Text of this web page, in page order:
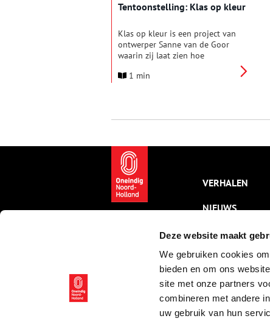
Deze website maakt
We gebruiken cookies
bieden en om ons
site met onze partners
combineren met andere
uw gebruik van hun
Tentoonstelling: Klas op kleur
Klas op kleur is een project van
ontwerper Sanne van de Goor
waarin zij laat zien hoe
identiteit en erfgoed
vanaf 1970 en verwerkte dat in
kleurrijke resultaten van dit
onderzoek.
1 min
VERHALEN
NIEUWS
KALENDER
THEMA’S
ACTIVITEITEN
VIDEO’S